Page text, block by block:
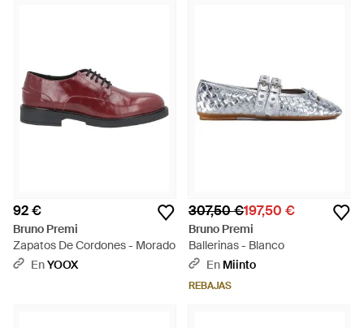
92 €
Bruno Premi
Zapatos De Cordones - Morado
EnYOOX
307,50 €197,50 €
Bruno Premi
Ballerinas - Blanco
En Miinto
REBAJAS